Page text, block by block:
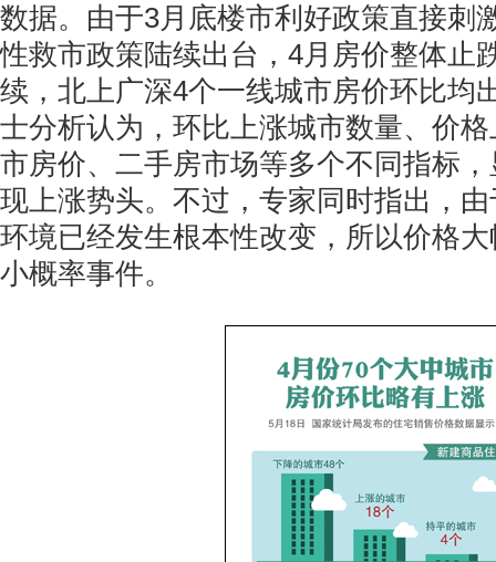
数据。由于3月底楼市利好政策直接刺
性救市政策陆续出台，4月房价整体止
续，北上广深4个一线城市房价环比均
士分析认为，环比上涨城市数量、价
市房价、二手房市场等多个不同指标
现上涨势头。不过，专家同时指出，
环境已经发生根本性改变，所以价格
小概率事件。